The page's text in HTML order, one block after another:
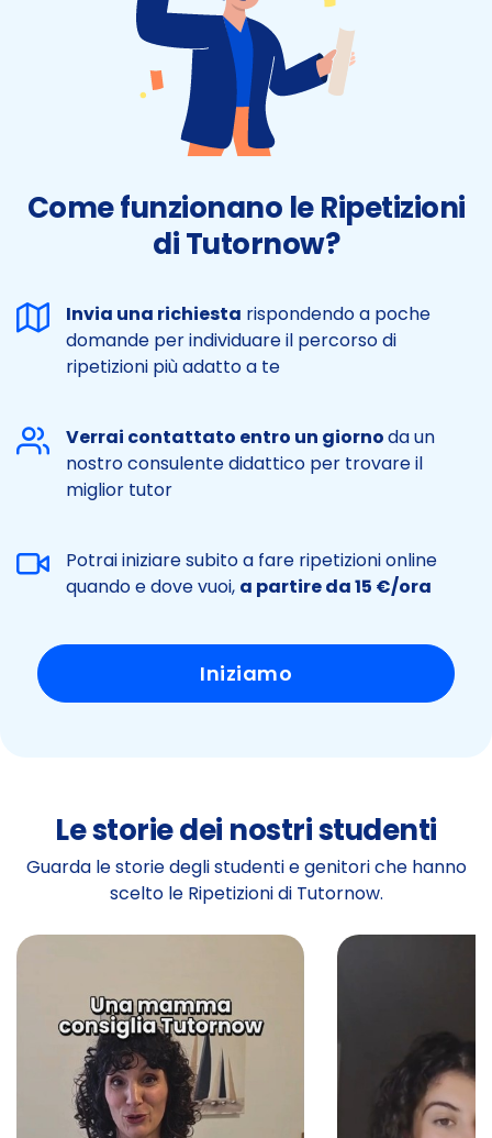
Come funzionano le Ripetizioni
di Tutornow?
Invia una richiesta rispondendo a poche
domande per individuare il percorso di
ripetizioni più adatto a te
Verrai contattato entro un giornoda un
nostro consulente didattico per trovare il
miglior tutor
Potrai iniziare subito a fare ripetizioni online
quando e dove vuoi, a partire da 15 €/ora
Iniziamo
Le storie dei nostri studenti
Guarda le storie degli studenti e genitori che hanno
scelto le Ripetizioni di Tutornow.